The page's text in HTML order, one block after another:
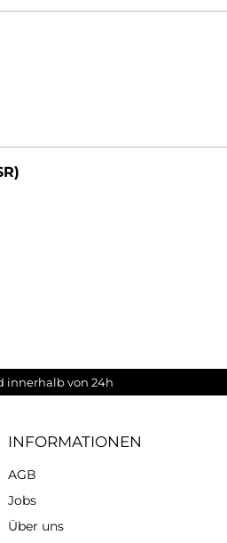
innerhalb von 24h
INFORMATIONEN
AGB
Jobs
Über uns